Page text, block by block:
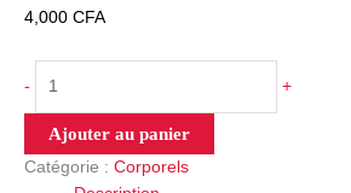
4,000 CFA
- +
Ajouter au panier
Catégorie : Corporels